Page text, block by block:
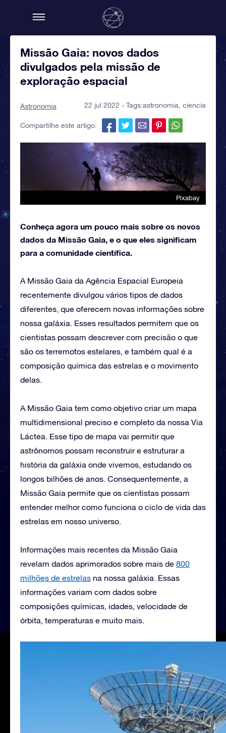
Missão Gaia: novos dados
divulgados pela missão de
exploração espacial
Astronomia 22 jul 2022 - Tags:astronomia ciencia
Compartilhe este artigo:
Pixabay
Conheça agora um pouco mais sobre os novos
dados da Missão Gaia, e o que eles significam
para a comunidade científica.
A Missão Gaia da Agência Espacial Europeia
recentemente divulgou vários tipos de dados
diferentes, que oferecem novas informações sobre
nossa galáxia. Esses resultados permitem que os
cientistas possam descrever com precisão o que
são os terremotos estelares, e também qual é a
composição química das estrelas e o movimento
delas.
A Missão Gaia tem como objetivo criar um mapa
multidimensional preciso e completo da nossa Via
Láctea. Esse tipo de mapa vai permitir que
astrônomos possam reconstruir e estruturar a
história da galáxia onde vivemos, estudando os
longos bilhões de anos. Consequentemente, a
Missão Gaia permite que os cientistas possam
entender melhor como funciona o ciclo de vida das
estrelas em nosso universo.
Informações mais recentes da Missão Gaia
revelam dados aprimorados sobre mais de 800
milhões de estrelas na nossa galáxia. Essas
informações variam com dados sobre
composições químicas, idades, velocidade de
órbita, temperaturas e muito mais.